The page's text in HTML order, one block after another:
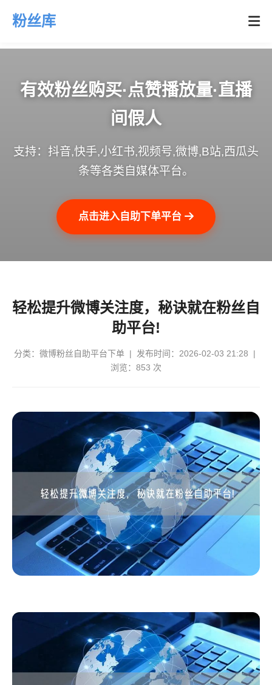
粉丝库
有效粉丝购买·点赞播放量·直播
间假人
支持：抖音,快手,小红书,视频号,微博,B站,西瓜头
条等各类自媒体平台。
点击进入自助下单平台
轻松提升微博关注度，秘诀就在粉丝自
助平台!
分类： 微博粉丝自助平台下单 | 发布时间：2026-02-03 21:28 |
浏览：853 次